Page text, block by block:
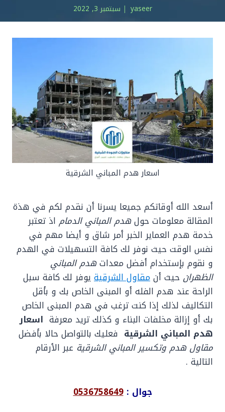
yaseer سبتمبر 3, 2022
اسعار هدم المباني الشرقية
أسعد الله أوقاتكم جميعا يسرنا أن نقدم لكم في هذة
المقالة معلومات حولهدم المباني الدمام اذ تعتبر
خدمة هدم العماير الخبر أمر شاق و أيضا مهم في
نفس الوقت حيث نوفر لك كافة التسهيلات في الهدم
و نقوم بإستخدام أفضل معداتهدم المباني
الظهران حيث أنمقاول الشرقية يوفر لك كافة سبل
الراحة عند هدم الفله أو المبنى الخاص بك و بأقل
التكاليف لذلك إذا كنت ترغب في هدم المبنى الخاص
بك أو إزالة مخلفات البناء و كذلك تريد معرفة اسعار
هدم المباني الشرقية فعليك بالتواصل حالا بأفضل
مقاول هدم وتكسير المباني الشرقية عبر الأرقام
التالية .
جوال :0536758649